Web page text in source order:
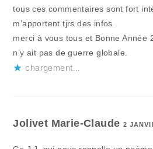
tous ces commentaires sont fort
m’apportent tjrs des infos .
merci à vous tous et Bonne Année
n’y ait pas de guerre globale.
chargement…
Jolivet Marie-Claude 2